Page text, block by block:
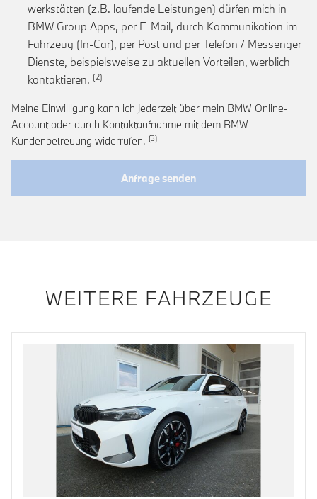
werkstätten (z.B. laufende Leistungen) dürfen mich in
BMW Group Apps, per E-Mail, durch Kommunikation im
Fahrzeug (In-Car), per Post und per Telefon / Messenger
Dienste, beispielsweise zu aktuellen Vorteilen, werblich
kontaktieren. Link zur Fußnote: Einwilligung zur
Meine Einwilligung kann ich jederzeit über mein BMW Online-
Account oder durch Kontaktaufnahme mit dem BMW
Kundenbetreuung widerrufen. Link zur Fußnote: Widerruf der
Anfrage senden
WEITERE FAHRZEUGE